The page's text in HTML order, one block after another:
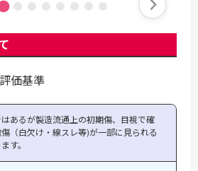
価基準
あるが製造流通上の初期傷、目視で確
（白欠け・線スレ等)が一部に見られる
す。